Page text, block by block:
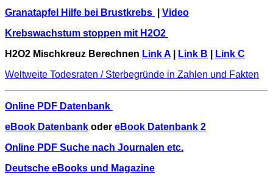
Granatapfel Hilfe bei Brustkrebs
Video
Krebswachstum stoppen mit H2O2
H2O2 Mischkreuz Berechnen Link A Link B
Link C
Weltweite Todesraten / Sterbegründe in Zahlen und Fakten
Online PDF Datenbank
eBook Datenbank oder eBook Datenbank 2
Online PDF Suche nach Journalen etc.
Deutsche eBooks und Magazine